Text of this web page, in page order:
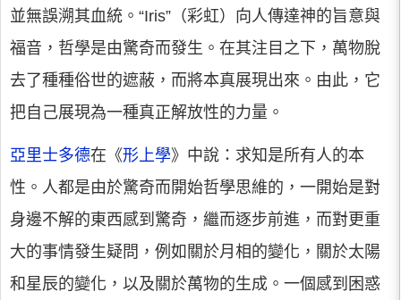
並無誤溯其血統。“Iris”（彩虹）向人傳達神的旨意與
福音，哲學是由驚奇而發生。在其注目之下，萬物脫
去了種種俗世的遮蔽，而將本真展現出來。由此，它
把自己展現為一種真正解放性的力量。
亞里士多德在《形上學》中說：求知是所有人的本
性。人都是由於驚奇而開始哲學思維的，一開始是對
身邊不解的東西感到驚奇，繼而逐步前進，而對更重
大的事情發生疑問，例如關於月相的變化，關於太陽
和星辰的變化，以及關於萬物的生成。一個感到困惑